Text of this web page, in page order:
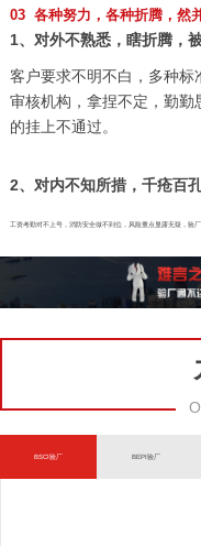
03 各种努力，各种折腾，然
1、对外不熟悉，瞎折腾，
客户要求不明不白，多种标
审核机构，拿捏不定，勤
的挂上不通过。
2、对内不知所措，千疮百
工资考勤对不上号，消防安全做不到位，风险重点显露无疑，验
BSCI验厂 BEPI验厂